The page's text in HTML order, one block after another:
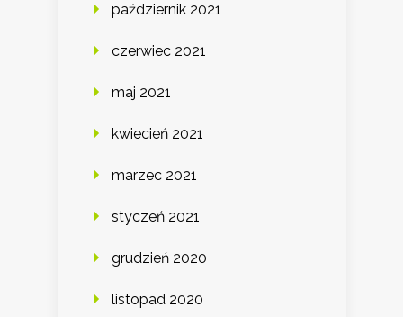
październik 2021
czerwiec 2021
maj 2021
kwiecień 2021
marzec 2021
styczeń 2021
grudzień 2020
listopad 2020